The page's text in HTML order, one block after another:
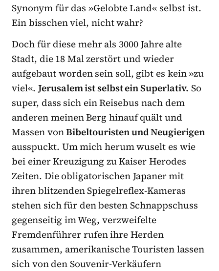
Synonym für das »Gelobte Land« selbst ist.
Ein bisschen viel, nicht wahr?
Doch für diese mehr als 3000 Jahre alte
Stadt, die 18 Mal zerstört und wieder
aufgebaut worden sein soll, gibt es kein »zu
viel«. Jerusalem ist selbst ein Superlativ. So
super, dass sich ein Reisebus nach dem
anderen meinen Berg hinauf quält und
Massen vonBibeltouristen und Neugierigen
ausspuckt. Um mich herum wuselt es wie
bei einer Kreuzigung zu Kaiser Herodes
Zeiten. Die obligatorischen Japaner mit
ihren blitzenden Spiegelreflex-Kameras
stehen sich für den besten Schnappschuss
gegenseitig im Weg, verzweifelte
Fremdenführer rufen ihre Herden
zusammen, amerikanische Touristen lassen
sich von den Souvenir-Verkäufern